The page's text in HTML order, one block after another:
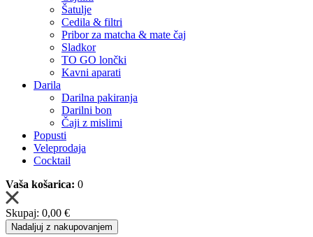
Šatulje
Cedila & filtri
Pribor za matcha & mate čaj
Sladkor
TO GO lončki
Kavni aparati
Darila
Darilna pakiranja
Darilni bon
Čaji z mislimi
Popusti
Veleprodaja
Cocktail
Vaša košarica: 0
Skupaj: 0,00 €
Nadaljuj z nakupovanjem